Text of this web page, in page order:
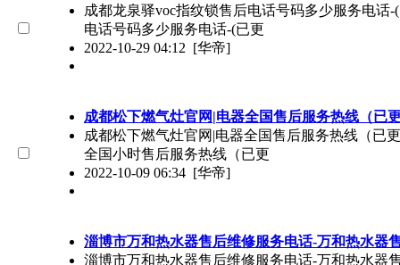
成都龙泉驿voc指纹锁售后电话号码多少服务电话
电话号码多少服务电话-(已更
2022-10-29 04:12 [华帝]
成都松下燃气灶官网|电器全国售后服务热线（已
成都松下燃气灶官网|电器全国售后服务热线（已
全国小时售后服务热线（已更
2022-10-09 06:34 [华帝]
淄博市万和热水器售后维修服务电话-万和热水器
淄博市万和热水器售后维修服务电话-万和热水器